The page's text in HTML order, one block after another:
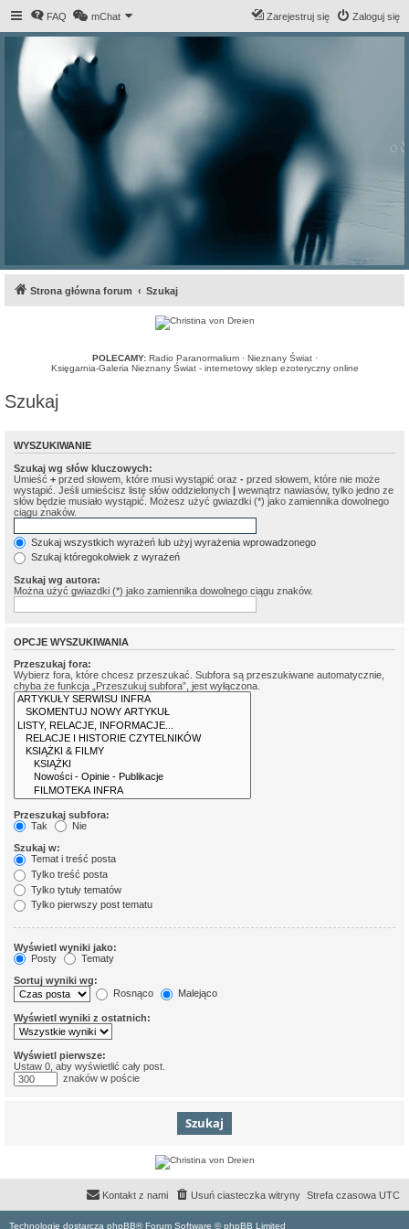
FAQ mChat Zaloguj się
Zarejestruj się
Strona główna forum Szukaj
POLECAMY: Radio Paranormalium· Nieznany Świat·
Księgarnia-Galeria Nieznany Świat - internetowy sklep ezoteryczny online
Szukaj
WYSZUKIWANIE
Szukaj wg słów kluczowych:
Umieść + przed słowem, które musi wystąpić oraz - przed słowem, które nie może
wystąpić. Jeśli umieścisz listę słów oddzielonych | wewnątrz nawiasów, tylko jedno ze
słów będzie musiało wystąpić. Możesz użyć gwiazdki (*) jako zamiennika dowolnego
ciągu znaków.
Szukaj wszystkich wyrażeń lub użyj wyrażenia wprowadzonego
Szukaj któregokolwiek z wyrażeń
Szukaj wg autora:
Można użyć gwiazdki (*) jako zamiennika dowolnego ciągu znaków.
OPCJE WYSZUKIWANIA
Przeszukaj fora:
Wybierz fora, które chcesz przeszukać. Subfora są przeszukiwane automatycznie,
chyba że funkcja „Przeszukuj subfora”, jest wyłączona.
Przeszukaj subfora:
Tak
Nie
Szukaj w:
Temat i treść posta
Tylko treść posta
Tylko tytuły tematów
Tylko pierwszy post tematu
Wyświetl wyniki jako:
Posty
Tematy
Sortuj wyniki wg:
Rosnąco
Malejąco
Wyświetl wyniki z ostatnich:
Wyświetl pierwsze:
Ustaw 0, aby wyświetlić cały post.
znaków w poście
Strefa czasowa UTC
Usuń ciasteczka witryny
Kontakt z nami
Technologię dostarcza phpBB® Forum Software © phpBB Limited